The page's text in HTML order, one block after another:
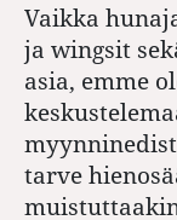
Vaikka
ja wingsit
asia, emme
tarve